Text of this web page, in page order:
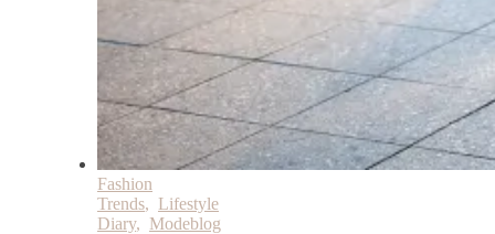
Fashion
Trends, Lifestyle
Diary, Modeblog